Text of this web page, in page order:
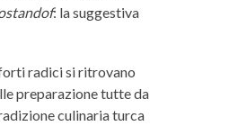
: la suggestiva
radici si ritrovano
preparazione tutte da
culinaria turca